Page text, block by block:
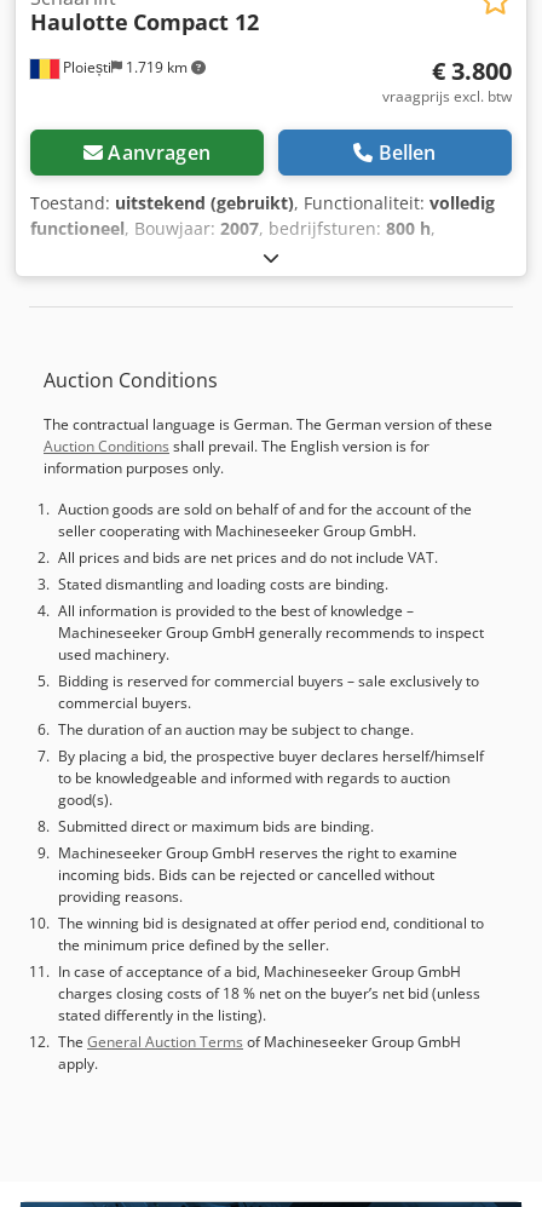
banden Transportafmetingen (L/B/H): 2,50 m / 1,20 m /
verzoek wordt de UVV-keuring vernieuwd. Diversen:
Voordelige levering door heel Europa mogelijk.
machines/werktuigen graag in ruil. Graag maken wij voor u
een offerte op maat voor financiering of leasing (alleen
voor zakelijke klanten). Bij vragen kunt u contact met ons
opnemen. Alle prijzen zijn af locatie 86684 Holzheim Alle
overbrengingsfouten en tussentijdse verkoop
Schrijffouten/vergissingen/tussentijdse verkoop
Ploiești 1.719 km
Haulotte Compact 12
€ 3.800
vraagprijs excl. btw
Aanvragen Bellen
Toestand: uitstekend (gebruikt), Functionaliteit: volledig
functioneel, Bouwjaar: 2007, bedrijfsturen: 800 h,
, hefhoogte:
leeggewicht:2.600 kg, brandstoftype:elektrisch,
bandenconditie:90 %, Haulotte Compact 12. Zeer goede
Auction Conditions
The contractual language is German. The German version of these
Auction Conditions shall prevail. The English version is for
information purposes only.
Auction goods are sold on behalf of and for the account of the
seller cooperating with Machineseeker Group GmbH.
All prices and bids are net prices and do not include VAT.
Stated dismantling and loading costs are binding.
All information is provided to the best of knowledge –
Machineseeker Group GmbH generally recommends to inspect
used machinery.
Bidding is reserved for commercial buyers – sale exclusively to
commercial buyers.
The duration of an auction may be subject to change.
By placing a bid, the prospective buyer declares herself/himself
to be knowledgeable and informed with regards to auction
good(s).
Submitted direct or maximum bids are binding.
Machineseeker Group GmbH reserves the right to examine
incoming bids. Bids can be rejected or cancelled without
providing reasons.
The winning bid is designated at offer period end, conditional to
the minimum price defined by the seller.
In case of acceptance of a bid, Machineseeker Group GmbH
charges closing costs of 18 % net on the buyer’s net bid (unless
stated differently in the listing).
The General Auction Terms of Machineseeker Group GmbH
apply.